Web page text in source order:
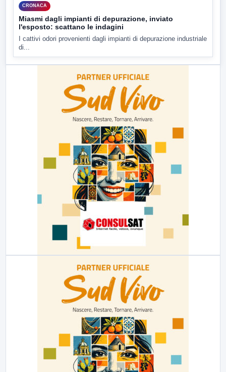
CRONACA
Miasmi dagli impianti di depurazione, inviato
l'esposto: scattano le indagini
I cattivi odori provenienti dagli impianti di depurazione industriale
di...